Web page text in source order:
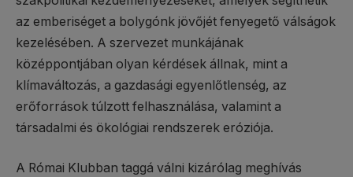
az emberiséget a bolygónk jövőjét fenyegető válságok
kezelésében. A szervezet munkájának
középpontjában olyan kérdések állnak, mint a
klímaváltozás, a gazdasági egyenlőtlenség, az
erőforrások túlzott felhasználása, valamint a
társadalmi és ökológiai rendszerek eróziója.
A Római Klubban taggá válni kizárólag meghívás